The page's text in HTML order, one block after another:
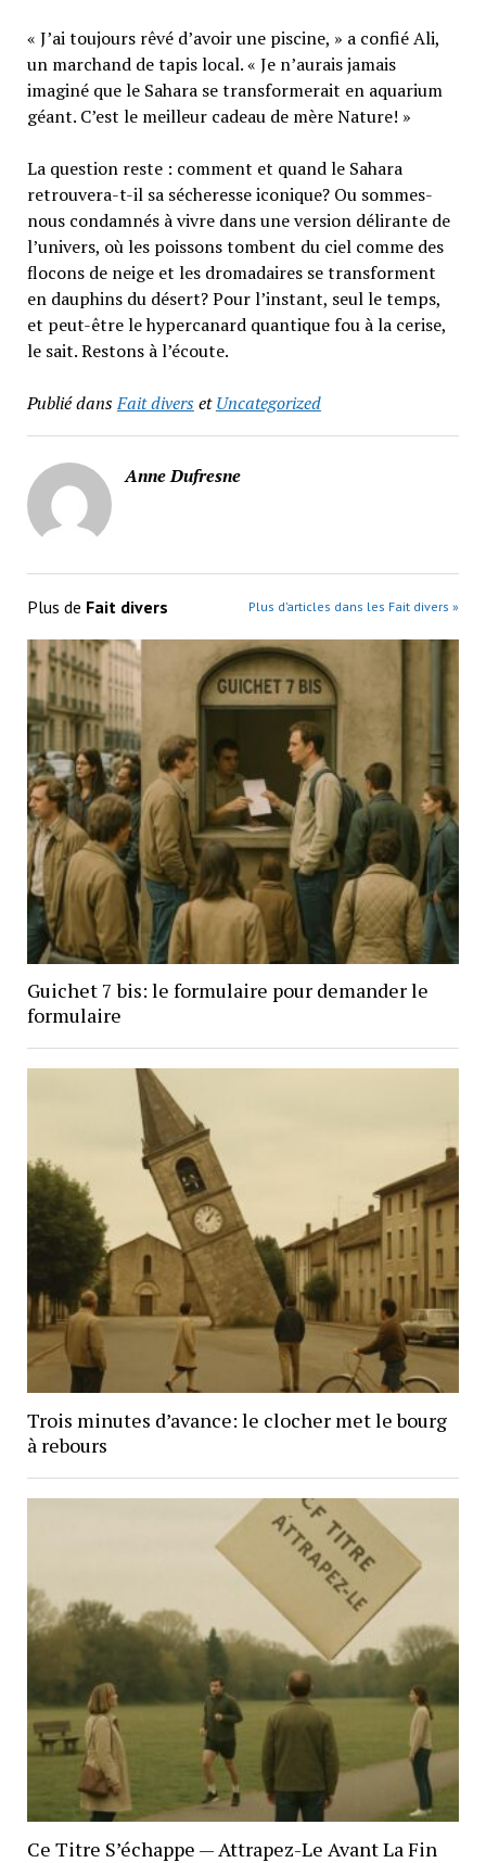
« J’ai toujours rêvé d’avoir une piscine, » a confié Ali,
un marchand de tapis local. « Je n’aurais jamais
imaginé que le Sahara se transformerait en aquarium
géant. C’est le meilleur cadeau de mère Nature! »
La question reste : comment et quand le Sahara
retrouvera-t-il sa sécheresse iconique? Ou sommes-
nous condamnés à vivre dans une version délirante de
l’univers, où les poissons tombent du ciel comme des
flocons de neige et les dromadaires se transforment
en dauphins du désert? Pour l’instant, seul le temps,
et peut-être le hypercanard quantique fou à la cerise,
le sait. Restons à l’écoute.
Publié dansFait diversetUncategorized
Anne Dufresne
Plus de Fait divers Plus d’articles dans les Fait divers »
Guichet 7 bis: le formulaire pour demander le
formulaire
Trois minutes d’avance: le clocher met le bourg
à rebours
Ce Titre S’échappe — Attrapez-Le Avant La Fin